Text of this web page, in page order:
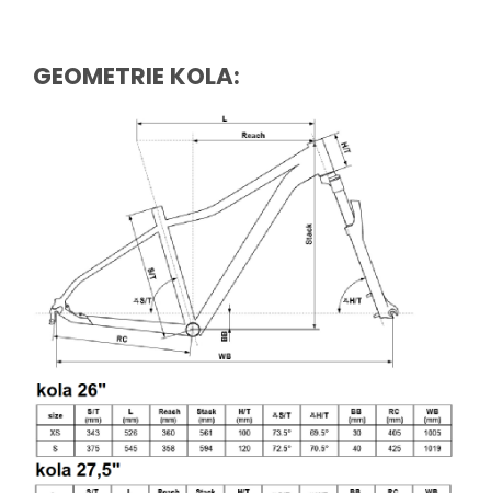
GEOMETRIE KOLA: